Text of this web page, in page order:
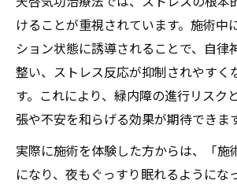
天啓気功治療法で行う日常
や療法で活性化するチャク
天啓気功治療や療法で活性
覚醒を促す天啓気功治療法
自宅でできる天啓気功治療
術
天啓気功治療法を使った毎
けることが重視されています。施術中
ション状態に誘導されることで、自律
整い、ストレス反応が抑制されやすく
す。これにより、緑内障の進行リスク
張や不安を和らげる効果が期待できます
実際に施術を体験した方からは、「施
になり、夜もぐっすり眠れるようにな